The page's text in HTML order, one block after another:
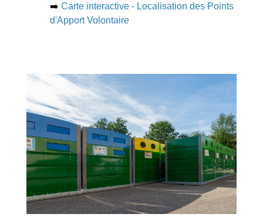
➡️ Carte interactive - Localisation des Points
d'Apport Volontaire